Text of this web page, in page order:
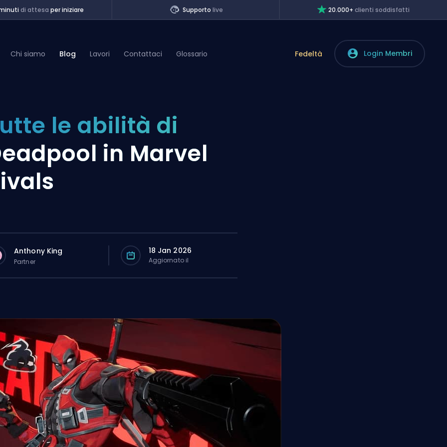
di attesa per iniziare Supporto live 20.000+clienti soddisfatti
Chi siamo Blog Lavori Contattaci Glossario Fedeltà Login Membri
le abilità di
in Marvel
Anthony King
Partner
18 Jan 2026
Aggiornato il